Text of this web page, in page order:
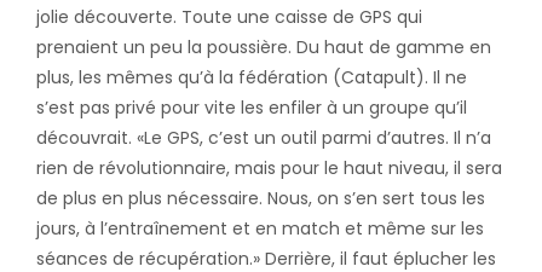
jolie découverte. Toute une caisse de GPS qui
prenaient un peu la poussière. Du haut de gamme en
plus, les mêmes qu’à la fédération (Catapult). Il ne
s’est pas privé pour vite les enfiler à un groupe qu’il
découvrait. «Le GPS, c’est un outil parmi d’autres. Il n’a
rien de révolutionnaire, mais pour le haut niveau, il sera
de plus en plus nécessaire. Nous, on s’en sert tous les
jours, à l’entraînement et en match et même sur les
séances de récupération.» Derrière, il faut éplucher les